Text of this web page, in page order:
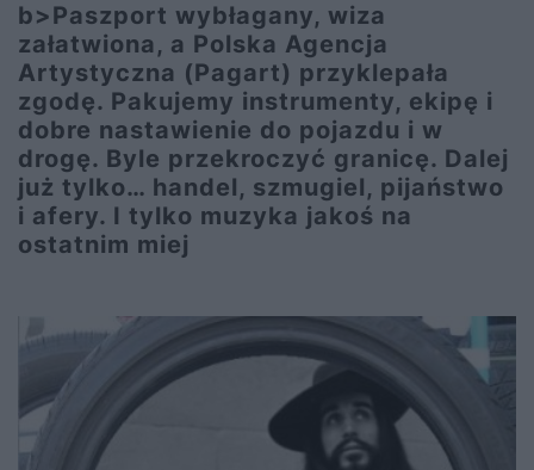
b>Paszport wybłagany, wiza
załatwiona, a Polska Agencja
Artystyczna (Pagart) przyklepała
zgodę. Pakujemy instrumenty, ekipę i
dobre nastawienie do pojazdu i w
drogę. Byle przekroczyć granicę. Dalej
już tylko… handel, szmugiel, pijaństwo
i afery. I tylko muzyka jakoś na
ostatnim miej